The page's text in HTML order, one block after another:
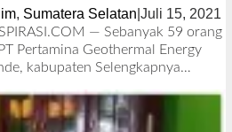
, Sumatera Selatan Juli 15, 2021
l
— Sebanyak 59 orang
Pertamina Geothermal Energy
kabupaten Selengkapnya…